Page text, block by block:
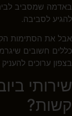
באדמה שמסביב
להגיע לסביבה.
אבל את הסתימות
כללים חשובים
בצפון ערוכים
שירותי
קשות?